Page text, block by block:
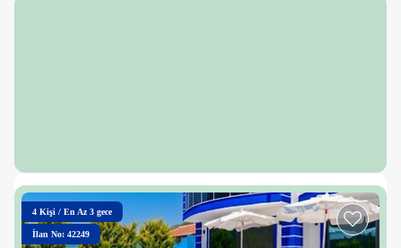
4 Kişi / En Az 3 gece
İlan No: 42249